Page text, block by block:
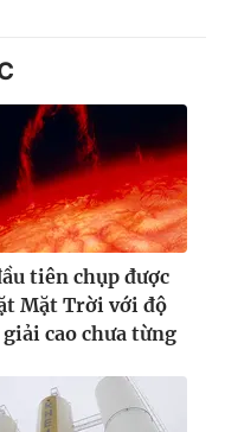
tiên chụp được
Mặt Trời với độ
cao chưa từng